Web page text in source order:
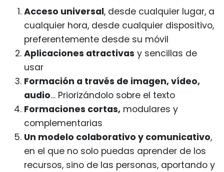
Acceso universal, desde cualquier lugar, a
cualquier hora, desde cualquier dispositivo,
preferentemente desde su móvil
Aplicaciones atractivas y sencillas de
usar
Formación a través de imagen, vídeo,
audio… Priorizándolo sobre el texto
Formaciones cortas, modulares y
complementarias
Un modelo colaborativo y comunicativo,
en el que no solo puedas aprender de los
recursos, sino de las personas, aportando y